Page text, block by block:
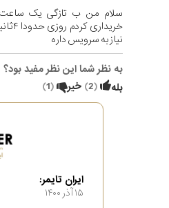
سلام من ب تازگی یک ساعت
نیاز به سرویس داره
به نظر شما این نظر مفید بود؟
بله
(
2
) خیر (
1
)
ایران تایمر:
۱۵ آذر ۱۴۰۰